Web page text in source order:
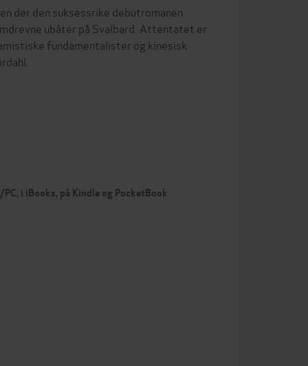
der den suksessrike debutromanen
ubåter på Svalbard. Attentatet er
fundamentalister og kinesisk
i iBooks, på Kindle og PocketBook